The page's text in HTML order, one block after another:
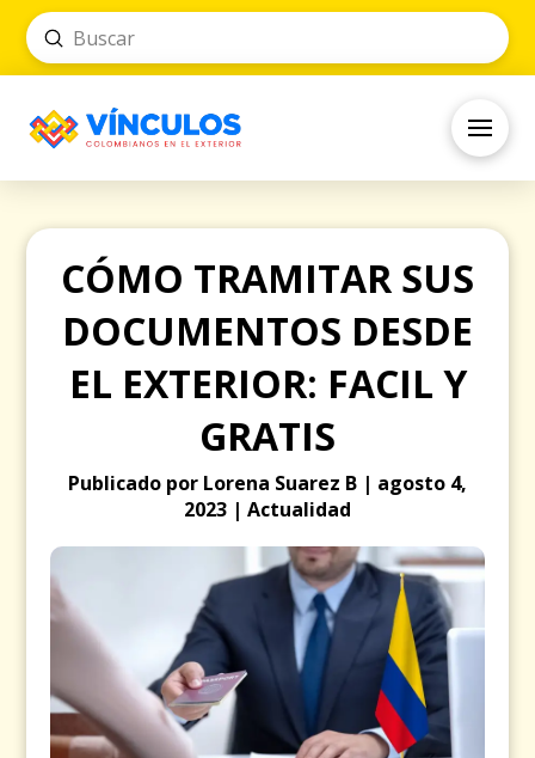
Search
Submit
CÓMO TRAMITAR SUS
DOCUMENTOS DESDE
EL EXTERIOR: FACIL Y
GRATIS
Publicado por Lorena Suarez B | agosto 4,
2023 | Actualidad